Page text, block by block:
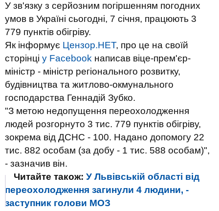
У зв'язку з серйозним погіршенням погодних
умов в Україні сьогодні, 7 січня, працюють 3
779 пунктів обігріву.
Як інформує Цензор.НЕТ, про це на своїй
сторінці у Facebook написав віце-прем'єр-
міністр - міністр регіонального розвитку,
будівництва та житлово-окмунального
господарства Геннадій Зубко.
"З метою недопущення переохолодження
людей розгорнуто 3 тис. 779 пунктів обігріву,
зокрема від ДСНС - 100. Надано допомогу 22
тис. 882 особам (за добу - 1 тис. 588 особам)",
- зазначив він.
Читайте також: У Львівській області від
переохолодження загинули 4 людини, -
заступник голови МОЗ